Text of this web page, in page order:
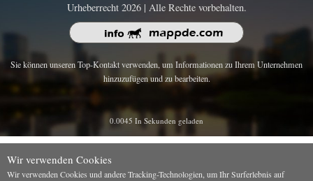
Urheberrecht 2026 | Alle Rechte vorbehalten.
Sie können unseren Top-Kontakt verwenden, um Informationen zu Ihrem Unternehmen
hinzuzufügen und zu bearbeiten.
0.0045 In Sekunden geladen
Wir verwenden Cookies
Wir verwenden Cookies und andere Tracking-Technologien, um Ihr Surferlebnis auf